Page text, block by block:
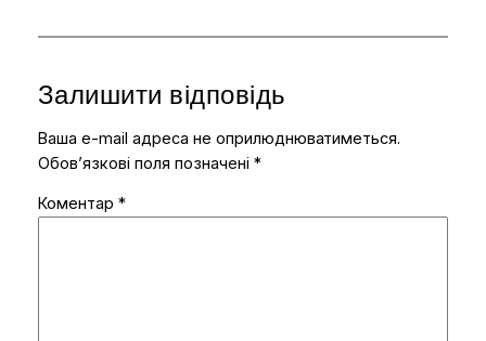
Залишити відповідь
Ваша e-mail адреса не оприлюднюватиметься.
Обов’язкові поля позначені *
Коментар *